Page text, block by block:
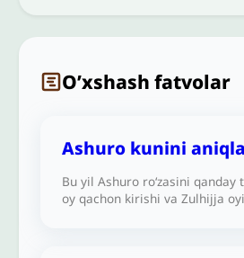
O’xshash fatvolar
Ashuro kunini
Bu yil Ashuro roʻzasini qanday
oy qachon kirishi va Zulhijja